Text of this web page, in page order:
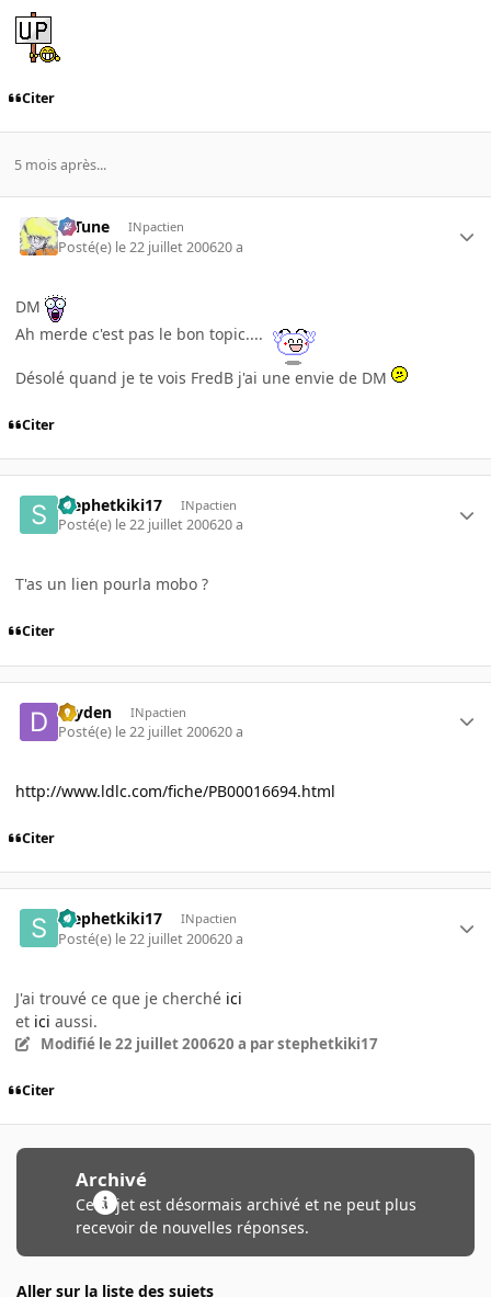
Citer
5 mois après...
D-Tune INpactien
Posté(e) le 22 juillet 200620 a
DM
Ah merde c'est pas le bon topic....
Désolé quand je te vois FredB j'ai une envie de DM
Citer
stephetkiki17 INpactien
Posté(e) le 22 juillet 200620 a
T'as un lien pourla mobo ?
Citer
dryden INpactien
Posté(e) le 22 juillet 200620 a
http://www.ldlc.com/fiche/PB00016694.html
Citer
stephetkiki17 INpactien
Posté(e) le 22 juillet 200620 a
J'ai trouvé ce que je cherché ici
et ici aussi.
Modifié le 22 juillet 200620 a par stephetkiki17
Citer
Archivé
Ce sujet est désormais archivé et ne peut plus
recevoir de nouvelles réponses.
Aller sur la liste des sujets